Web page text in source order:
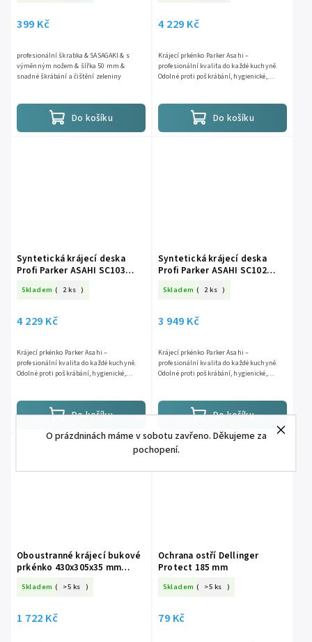
O prázdninách máme v sobotu zavřeno. Děkujeme za
pochopení.
399 Kč
Do košíku
profesionální škrabka & SASAGAKI & s
výměnným nožem & šířka 50 mm &
snadné škrábání a čištění zeleniny
4 229 Kč
Do košíku
Krájecí prkénko Parker Asahi –
profesionální kvalita do každé kuchyně.
Odolné proti poškrábání, hygienické,
Syntetická krájecí deska
Profi Parker ASAHI SC103
Skladem ( 2 ks )
4 229 Kč
Do košíku
Krájecí prkénko Parker Asahi –
profesionální kvalita do každé kuchyně.
Odolné proti poškrábání, hygienické,
Syntetická krájecí deska
Profi Parker ASAHI SC102
Skladem ( 2 ks )
3 949 Kč
Do košíku
Krájecí prkénko Parker Asahi –
profesionální kvalita do každé kuchyně.
Odolné proti poškrábání, hygienické,
Oboustranné krájecí bukové
prkénko 430x305x35 mm
Skladem ( >5 ks )
1 722 Kč
Ochrana ostří Dellinger
Protect 185 mm
Skladem ( >5 ks )
79 Kč